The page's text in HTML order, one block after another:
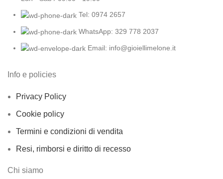
Tel: 0974 2657
WhatsApp: 329 778 2037
Email: info@gioiellimelone.it
Info e policies
Privacy Policy
Cookie policy
Termini e condizioni di vendita
Resi, rimborsi e diritto di recesso
Chi siamo